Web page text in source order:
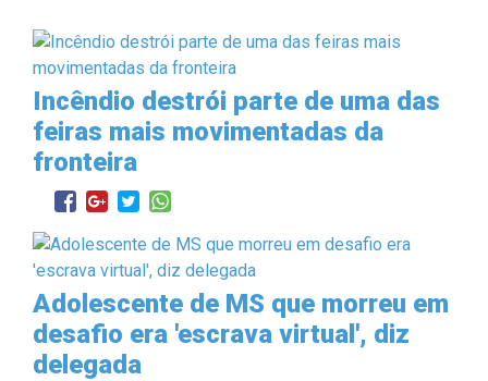
Incêndio destrói parte de uma das
feiras mais movimentadas da
fronteira
Adolescente de MS que morreu em
desafio era 'escrava virtual', diz
delegada